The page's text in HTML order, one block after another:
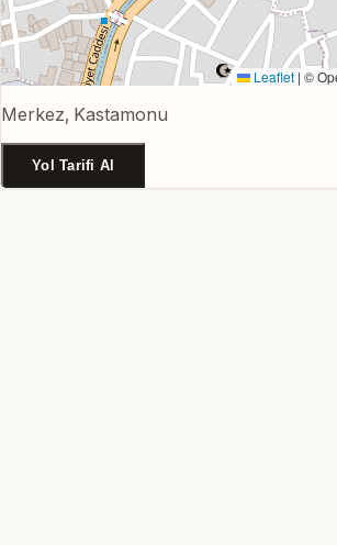
Leaflet | ©
Merkez, Kastamonu
Yol Tarifi Al